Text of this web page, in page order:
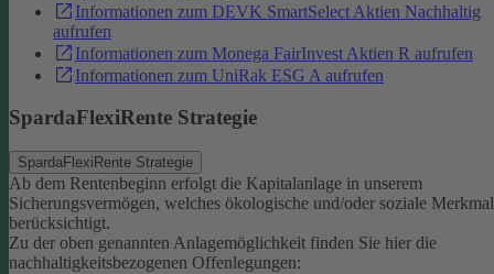
Informationen zum DEVK SmartSelect Aktien Nachhaltig
aufrufen
Informationen zum Monega FairInvest Aktien R aufrufen
Informationen zum UniRak ESG A aufrufen
SpardaFlexiRente Strategie
SpardaFlexiRente Strategie
Ab dem Rentenbeginn erfolgt die Kapitalanlage in unserem
Sicherungsvermögen, welches ökologische und/oder soziale
berücksichtigt.
Zu der oben genannten Anlagemöglichkeit finden Sie hier die
nachhaltigkeitsbezogenen Offenlegungen: